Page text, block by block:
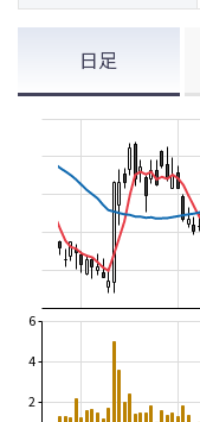
日足
2
4
6